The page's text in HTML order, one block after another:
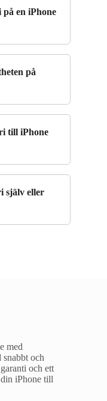
en iPhone
på
till iPhone
själv eller
med
snabbt och
och ett
iPhone till